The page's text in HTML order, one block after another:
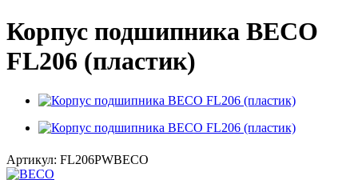
Корпус подшипника BECO
FL206 (пластик)
Артикул: FL206PWBECO